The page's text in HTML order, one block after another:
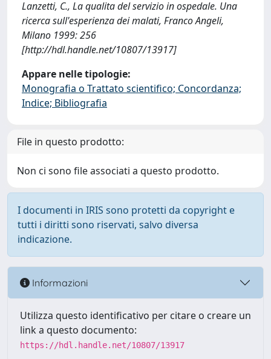
Lanzetti, C., La qualita del servizio in ospedale. Una
ricerca sull'esperienza dei malati, Franco Angeli,
Milano 1999: 256
[http://hdl.handle.net/10807/13917]
Appare nelle tipologie:
Monografia o Trattato scientifico; Concordanza;
Indice; Bibliografia
File in questo prodotto:
Non ci sono file associati a questo prodotto.
I documenti in IRIS sono protetti da copyright e
tutti i diritti sono riservati, salvo diversa
indicazione.
Informazioni
Utilizza questo identificativo per citare o creare un
link a questo documento:
https://hdl.handle.net/10807/13917